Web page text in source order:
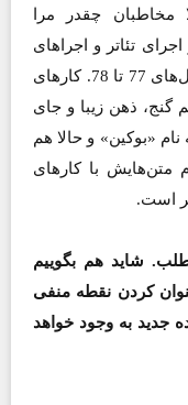
مخاطبان چقدر مرا
تئاتر و اجراهای
مختلف در تلویزیون که برمی‌گردد به سال‌های 77 تا 78. کارهای
با تولید 3 تله‌فیلم گنج، ذهن زیبا و جای
«بوکین»‌ و حالا هم
متن‌هایش با کارهای
است.
شاید هم بگوییم
کردن نقطه منفی
جدید به وجود خواهد